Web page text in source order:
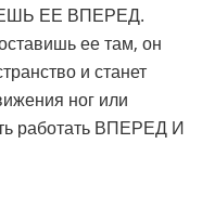
ЕЕ ВПЕРЕД.
ее там, он
и станет
ног или
работать ВПЕРЕД И